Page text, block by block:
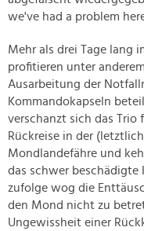
we've had a problem
Mehr als drei Tage lang
profitieren unter
Ausarbeitung der
Kommandokapseln
verschanzt sich das Trio
Rückreise in der
Mondlandefähre und
das schwer beschädigte
zufolge wog die
den Mond nicht zu
Ungewissheit einer